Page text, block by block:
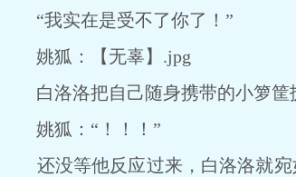
“我实在是受不了你了！”
姚狐：【无辜】.jpg
白洛洛把自己随身携带的小箩筐
姚狐：“！！！”
还没等他反应过来，白洛洛就宛